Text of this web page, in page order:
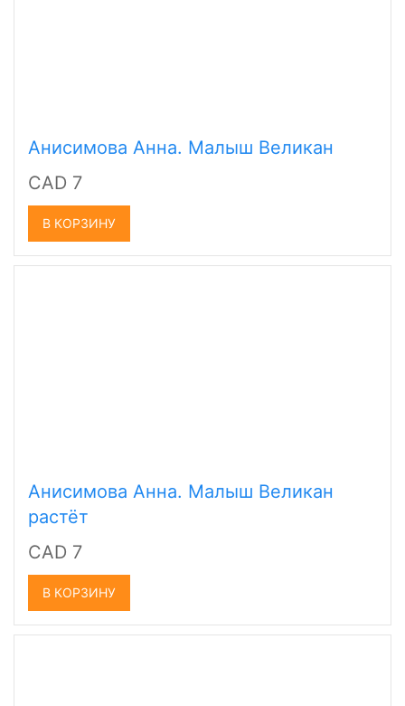
Анисимова Анна. Малыш Великан
CAD 7
В КОРЗИНУ
Анисимова Анна. Малыш Великан
растёт
CAD 7
В КОРЗИНУ